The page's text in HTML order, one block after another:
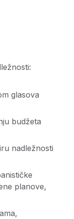
glasova
budžeta
nadležnosti
planove,